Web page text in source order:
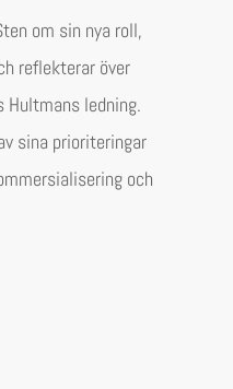
om sin nya roll,
reflekterar över
Hultmans ledning.
sina prioriteringar
och